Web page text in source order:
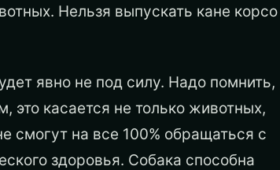
Нельзя выпускать кане корсо
явно не под силу. Надо помнить,
это касается не только животных,
смогут на все 100% обращаться с
здоровья. Собака способна